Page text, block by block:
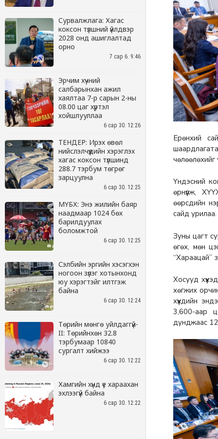
Сурвалжлага: Хагас
коксон түлшний үйлдвэр
2028 онд ашиглалтад
орно
7 сар 6. 9:46
Эрчим хүчний
салбарынхан ажил
хаялтаа 7-р сарын 2-ны
08.00 цаг хүртэл
хойшлууллаа
6 сар 30. 12:26
ТЕНДЕР: Ирэх өвөл
нийслэлчүүдийн хэрэглэх
хагас коксон түлшинд
288.7 тэрбум төгрөг
зарцуулна
6 сар 30. 12:25
МҮБХ: Энэ жилийн баяр
наадмаар 1024 бөх
барилдуулах
боломжтой
6 сар 30. 12:25
Сэлбийн эргийн хэсэгхэн
ногоон зүлэг хотынхонд
юу хэрэгтэйг илтгэж
байна
6 сар 30. 12:24
Төрийн мөнгө уйлдаггүй-
II: Төрийнхөн 32.8
тэрбумаар 10840
сургалт хийжээ
6 сар 30. 12:22
Хамгийн хүнд үе хараахан
эхлээгүй байна
6 сар 30. 12:22